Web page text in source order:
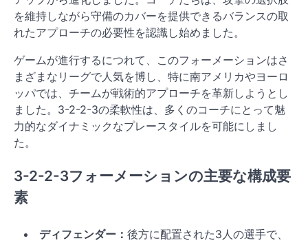
を維持しながら守備のカバーを提供できるバランスの取
れたアプローチの必要性を認識し始めました。
ゲームが進行するにつれて、このフォーメーションはさ
まざまなリーグで人気を博し、特に南アメリカやヨーロ
ッパでは、チームが戦術的アプローチを革新しようとし
ました。3-2-2-3の柔軟性は、多くのコーチにとって魅
力的なダイナミックなプレースタイルを可能にしまし
た。
3-2-2-3フォーメーションの主要な構成要
素
ディフェンダー： 後方に配置された3人の選手で、